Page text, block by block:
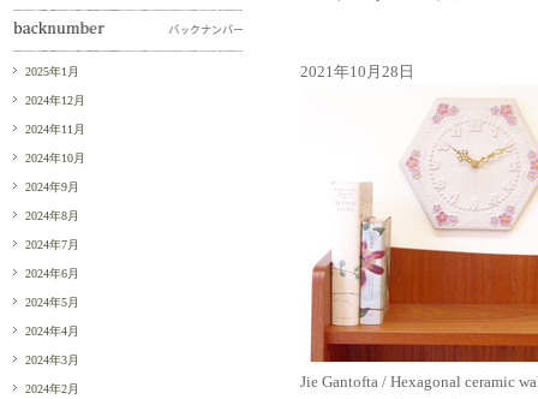
2021年10月28日
Jie Gantofta / Hexagonal ceramic
2025年1月
2024年12月
2024年11月
2024年10月
2024年9月
2024年8月
2024年7月
2024年6月
2024年5月
2024年4月
2024年3月
2024年2月